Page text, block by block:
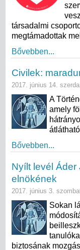
társadalmi
megtámadottak
Bővebben...
Civilek:
2017. június 14.
A
amely
Bővebben...
Nyílt levél
elnökének
2017. június 3.
Sokan
biztosának